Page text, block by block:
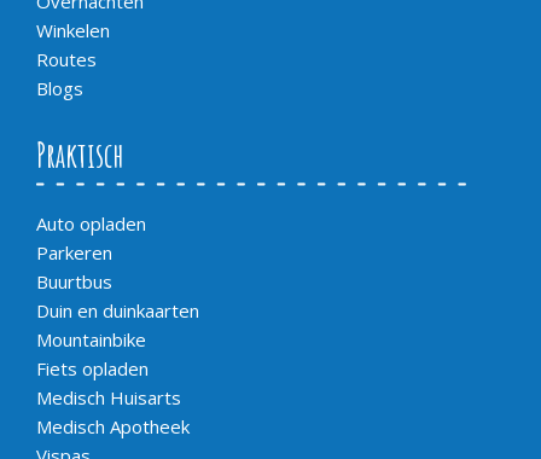
Winkelen
Routes
Blogs
Praktisch
Auto opladen
Parkeren
Buurtbus
Duin en duinkaarten
Mountainbike
Fiets opladen
Medisch Huisarts
Medisch Apotheek